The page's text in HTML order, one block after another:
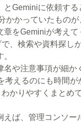
Geminiに依頼す
かかっていたもの
章をGeminiが考えて
、検索や資料探し
や注意事項が細か
考えるのにも時間が
かりやすくまとめ
ば、管理コンソー